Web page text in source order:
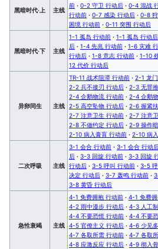
黑暗时代·上 主线
前 · 0-2 守卫 行动后 · 0-4 混战
行动前 · 0-7 感染 行动后 · 0-8
困境 行动前 · 0-11 突围 行动后
黑暗时代·下 主线
1-1 孤岛 行动前 · 1-1 孤岛 行动后
后 · 1-4 先兆 行动前 · 1-6 灾难
行动后 · 1-8 意志 行动前 · 1-10
12 代价 行动后
异卵同生 主线
TR-11 战术阻滞 行动前 · 2-1 龙
2-2 兵不接刃 行动后 · 2-3 无罪
2-4 企鹅物流 行动前 · 2-4 企鹅
2-5 高空坠物 行动后 · 2-6 握紧
2-7 注意卫生 行动前 · 2-7 注意
2-8 不做约定 行动后 · 2-9 操作
2-10 病入膏肓 行动前 · 2-10 病
二次呼吸 主线
3-1 会合 行动前 · 3-1 会合 行动
后 · 3-3 回旋 行动前 · 3-3 回旋
行动后 · 3-5 呼叫 行动前 · 3-5
决定 行动后 · 3-7 轰鸣 行动前 ·
3-8 黄昏 行动后
急性衰竭 主线
4-1 免费拥抱 行动前 · 4-1 免费
4-2 雨中漫步 行动后 · 4-3 人工
4-4 不要恐慌 行动前 · 4-4 不要
4-5 官僚主义 行动后 · 4-6 少见
4-7 各取所需 行动前 · 4-7 各取
4-8 应激反应 行动后 · 4-9 彻入